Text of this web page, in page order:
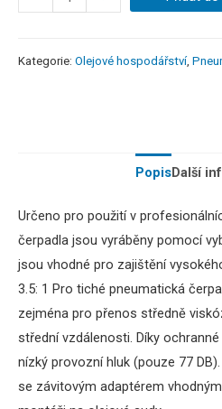
Kategorie: Olejové hospodářství,
PopisDalší
Určeno pro použití v
čerpadla jsou vyráběny pomocí
jsou vhodné pro zajištění
3.5: 1 Pro tiché pneumatická
zejména pro přenos středně
střední vzdálenosti. Díky ochranné
nízký provozní hluk (pouze 77 DB).
se závitovým adaptérem vhodným